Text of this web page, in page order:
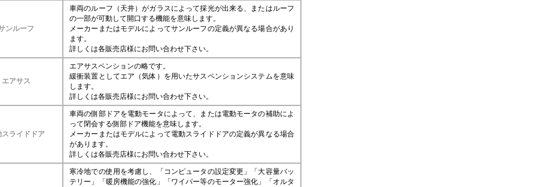
ンルーフ
車両のルーフ（天井）がガラスによって採光が出来る、またはルーフ
の一部が可動して開口する機能を意味します。
メーカーまたはモデルによってサンルーフの定義が異なる場合があり
ます。
詳しくは各販売店様にお問い合わせ下さい。
エアサス
エアサスペンションの略です。
緩衝装置としてエア（気体）を用いたサスペンションシステムを意味
します。
詳しくは各販売店様にお問い合わせ下さい。
スライドドア
車両の側部ドアを電動モータによって、または電動モータの補助によ
って閉会する側部ドア機能を意味します。
メーカーまたはモデルによって電動スライドドアの定義が異なる場合
があります。
詳しくは各販売店様にお問い合わせ下さい。
寒冷地での使用を考慮し、「コンピュータの設定変更」「大容量バッ
テリー」「暖房機能の強化」「ワイパー等のモーター強化」「オルタ